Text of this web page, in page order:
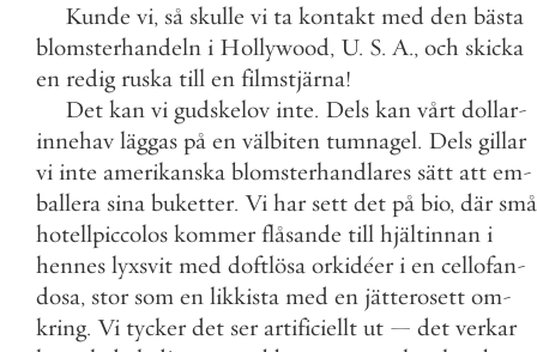
Kunde vi, så skulle vi ta kontakt med den bästa
blomsterhandeln i Hollywood, U. S. A., och skicka
en redig ruska till en filmstjärna!
Det kan vi gudskelov inte. Dels kan vårt dollar-
innehav läggas på en välbiten tumnagel. Dels gillar
vi inte amerikanska blomsterhandlares sätt att em-
ballera sina buketter. Vi har sett det på bio, där små
hotellpiccolos kommer flåsande till hjältinnan i
hennes lyxsvit med doftlösa orkidéer i en cellofan-
dosa, stor som en likkista med en jätterosett om-
kring. Vi tycker det ser artificiellt ut — det verkar